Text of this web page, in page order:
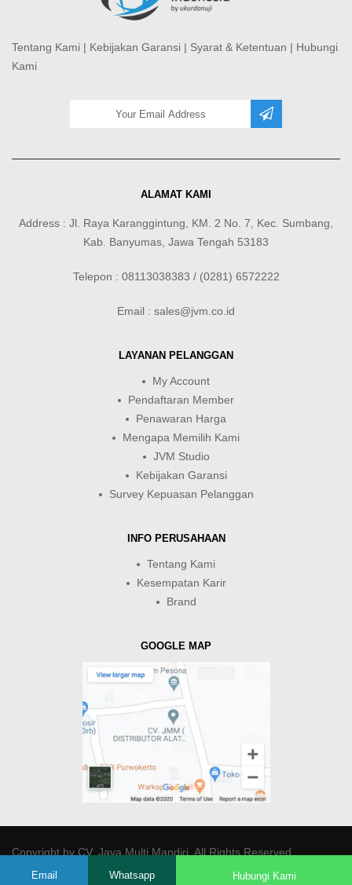
Tentang Kami | Kebijakan Garansi | Syarat & Ketentuan | Hubungi
Kami
ALAMAT KAMI
Address : Jl. Raya Karanggintung, KM. 2 No. 7, Kec. Sumbang,
Kab. Banyumas, Jawa Tengah 53183
Telepon : 08113038383 / (0281) 6572222
Email : sales@jvm.co.id
LAYANAN PELANGGAN
My Account
Pendaftaran Member
Penawaran Harga
Mengapa Memilih Kami
JVM Studio
Kebijakan Garansi
Survey Kepuasan Pelanggan
INFO PERUSAHAAN
Tentang Kami
Kesempatan Karir
Brand
GOOGLE MAP
Copyright byCV. Java Multi Mandiri. All Rights Reserved.
Email Whatsapp Hubungi Kami